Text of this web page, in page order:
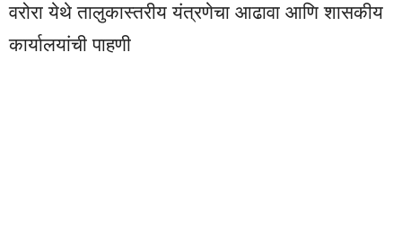
वरोरा येथे तालुकास्तरीय यंत्रणेचा आढावा आणि शासकीय
कार्यालयांची पाहणी